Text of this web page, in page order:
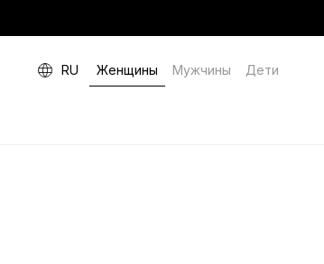
RU Женщины Мужчины Дети